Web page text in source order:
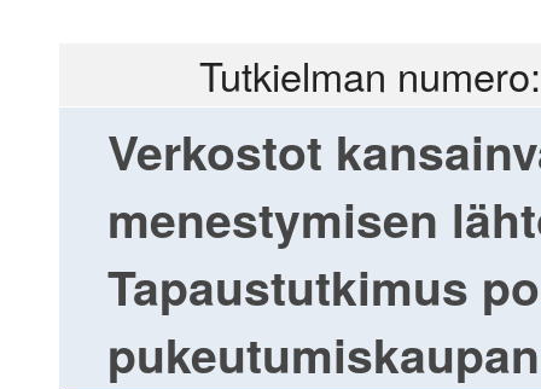
Tutkielman
Verkostot
menestymisen
Tapaustutkimus